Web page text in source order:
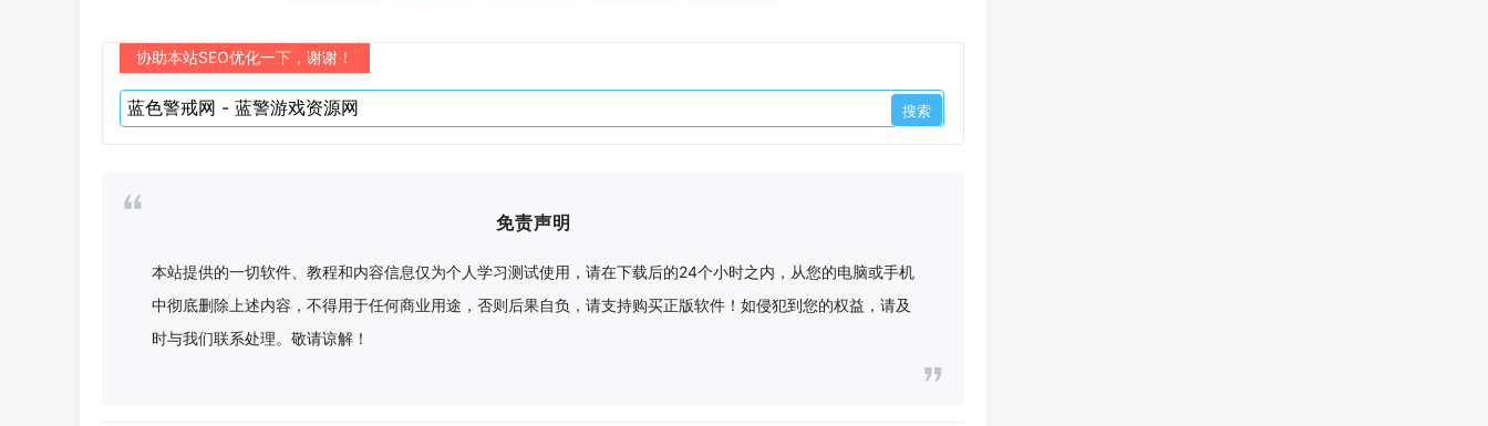
协助本站SEO优化一下，谢谢！
免责声明
本站提供的一切软件、教程和内容信息仅为个人学习测试使用，请在下载后的24个小时之内，从您的电脑或手机
中彻底删除上述内容，不得用于任何商业用途，否则后果自负，请支持购买正版软件！如侵犯到您的权益，请及
时与我们联系处理。敬请谅解！